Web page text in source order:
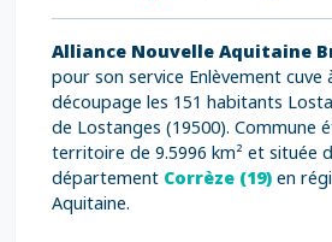
Alliance Nouvelle Aquitaine
pour son service Enlèvement cuve
découpage les 151 habitants
de Lostanges (19500). Commune
territoire de 9.5996 km² et située
département Corrèze (19) en
Aquitaine.